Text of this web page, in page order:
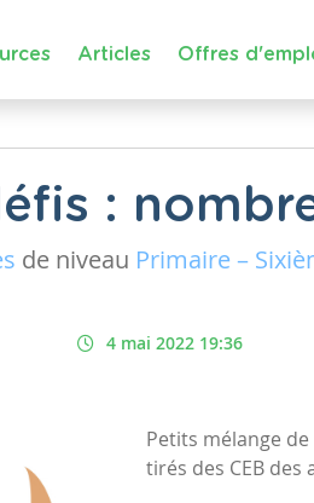
Articles Offres
:
de niveau Primaire –
4 mai 2022 19:36
Petits mélange
tirés des CEB